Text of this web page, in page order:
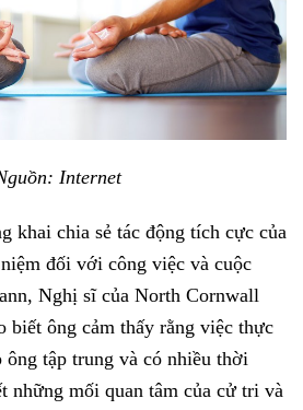
Internet
khai chia sẻ tác động tích cực của
đối với công việc và cuộc
Nghị sĩ của North Cornwall
biết ông cảm thấy rằng việc thực
ông tập trung và có nhiều thời
những mối quan tâm của cử tri và